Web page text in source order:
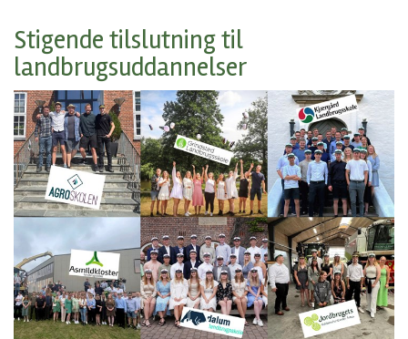
Stigende tilslutning til
landbrugsuddannelser